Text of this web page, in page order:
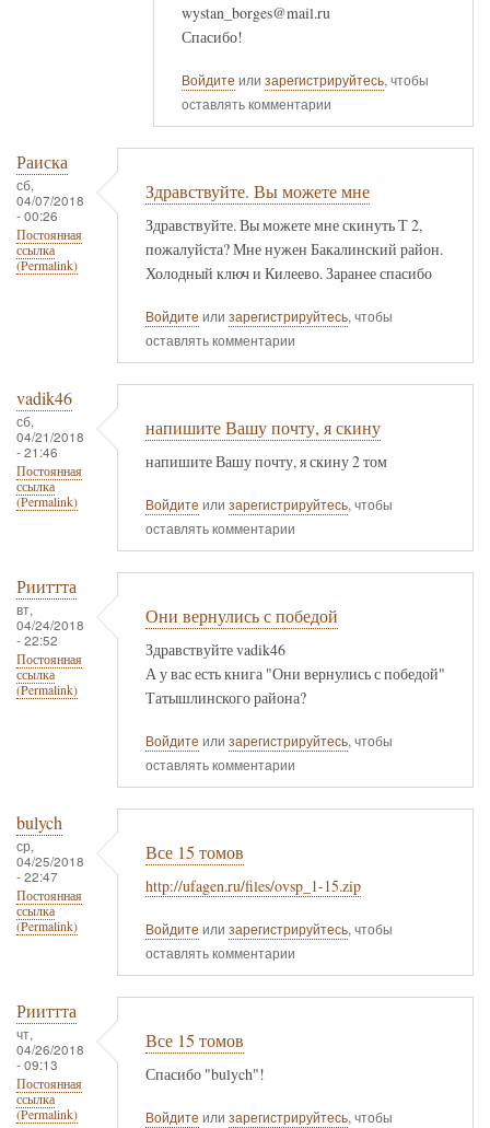
wystan_borges@mail.ru
Спасибо!
Войдите или зарегистрируйтесь, чтобы
оставлять комментарии
Раиска
сб,
04/07/2018
- 00:26
Постоянная
ссылка
(Permalink)
Здравствуйте. Вы можете мне
Здравствуйте. Вы можете мне скинуть Т 2,
пожалуйста? Мне нужен Бакалинский район.
Холодный ключ и Килеево. Заранее спасибо
Войдите или зарегистрируйтесь, чтобы
оставлять комментарии
vadik46
сб,
04/21/2018
- 21:46
Постоянная
ссылка
(Permalink)
напишите Вашу почту, я скину
напишите Вашу почту, я скину 2 том
Войдите или зарегистрируйтесь, чтобы
оставлять комментарии
Рииттта
вт,
04/24/2018
- 22:52
Постоянная
ссылка
(Permalink)
Они вернулись с победой
Здравствуйте vadik46
А у вас есть книга "Они вернулись с победой"
Татышлинского района?
Войдите или зарегистрируйтесь, чтобы
оставлять комментарии
bulych
ср,
04/25/2018
- 22:47
Постоянная
ссылка
(Permalink)
Все 15 томов
http://ufagen.ru/files/ovsp_1-15.zip
Войдите или зарегистрируйтесь, чтобы
оставлять комментарии
Рииттта
чт,
04/26/2018
- 09:13
Постоянная
ссылка
(Permalink)
Все 15 томов
Спасибо "bulych"!
Войдите или зарегистрируйтесь, чтобы